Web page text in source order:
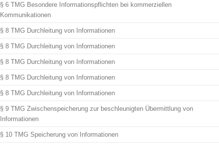
§ 6 TMG Besondere Informationspflichten bei kommerziellen
Kommunikationen
§ 8 TMG Durchleitung von Informationen
§ 8 TMG Durchleitung von Informationen
§ 8 TMG Durchleitung von Informationen
§ 8 TMG Durchleitung von Informationen
§ 8 TMG Durchleitung von Informationen
§ 9 TMG Zwischenspeicherung zur beschleunigten Übermittlung von
Informationen
§ 10 TMG Speicherung von Informationen